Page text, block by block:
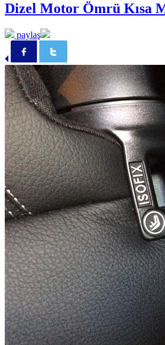
Dizel Motor Ömrü Kısa
paylaş